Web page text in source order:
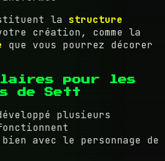
la structure
création, comme la
que vous pourrez décorer
pour les
de Sett
plusieurs
avec le personnage de